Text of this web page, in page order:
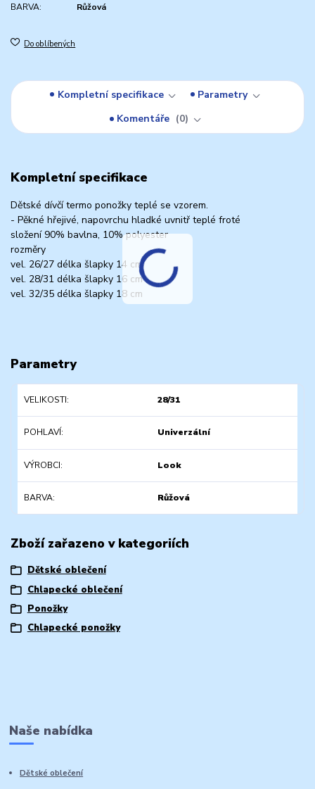
BARVA:
Růžová
Do oblíbených
Kompletní specifikace
Parametry
Komentáře
0
Kompletní specifikace
Dětské dívčí termo ponožky teplé se vzorem.
- Pěkné hřejivé, napovrchu hladké uvnitř teplé froté
složení 90% bavlna, 10% polyester
rozměry
vel. 26/27 délka šlapky 14 cm
vel. 28/31 délka šlapky 16 cm
vel. 32/35 délka šlapky 18 cm
Parametry
VELIKOSTI 28/31
POHLAVÍ Univerzální
VÝROBCI Look
BARVA Růžová
Zboží zařazeno v kategoriích
Dětské oblečení
Chlapecké oblečení
Ponožky
Chlapecké ponožky
Naše nabídka
Dětské oblečení